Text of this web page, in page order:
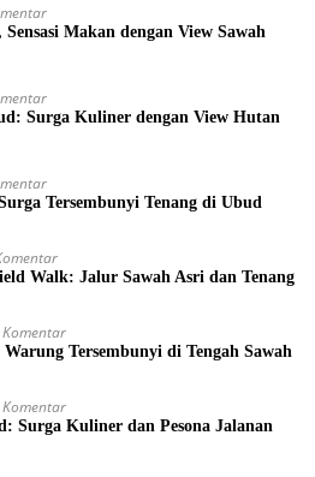
Makan dengan View Sawah
Surga Kuliner dengan View Hutan
Tersembunyi Tenang di Ubud
Walk: Jalur Sawah Asri dan Tenang
Tersembunyi di Tengah Sawah
Surga Kuliner dan Pesona Jalanan